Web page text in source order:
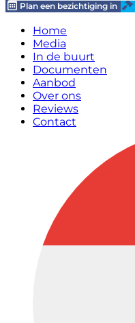
Plan een bezichtiging in
Home
Media
In de buurt
Documenten
Aanbod
Over ons
Reviews
Contact